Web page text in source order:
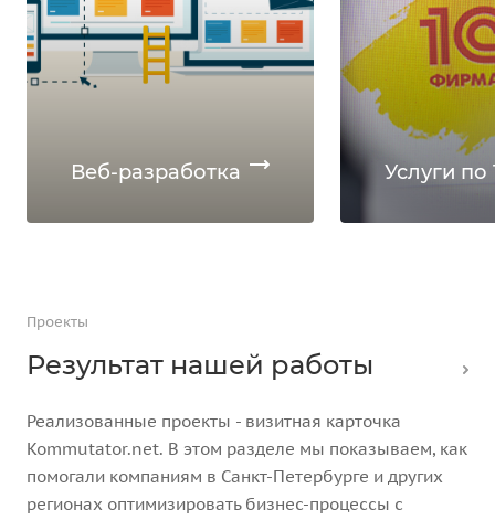
Веб-разработка Услуги по
Проекты
Результат нашей работы
Реализованные проекты - визитная карточка
Kommutator.net. В этом разделе мы показываем, как
помогали компаниям в Санкт-Петербурге и других
регионах оптимизировать бизнес-процессы с